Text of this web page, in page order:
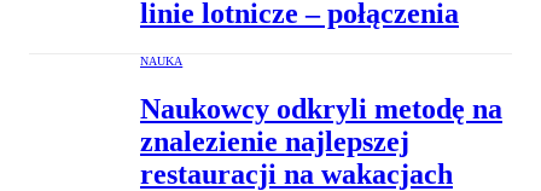
linie lotnicze – połączenia
NAUKA
Naukowcy odkryli metodę na
znalezienie najlepszej
restauracji na wakacjach